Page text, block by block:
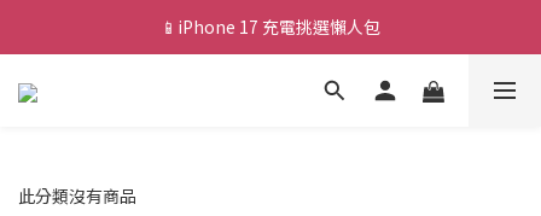
💰新會員送 $88 購物金
📱iPhone 17 充電挑選懶人包
🎟️ 去領優惠券 ▶▶
此分類沒有商品